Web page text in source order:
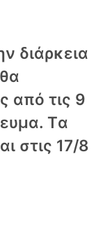
διάρκεια
από τις 9
Tα
στις 17/8